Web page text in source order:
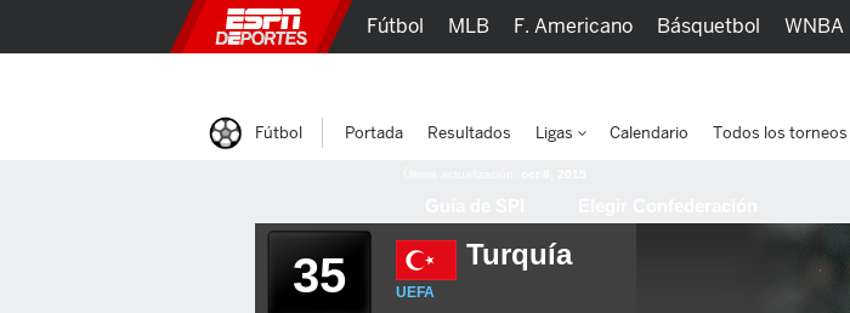
35 Turquía
UEFA
Fútbol MLB F. Americano Básquetbol WNBA
Fútbol Portada Resultados Ligas Calendario Todos los torneos